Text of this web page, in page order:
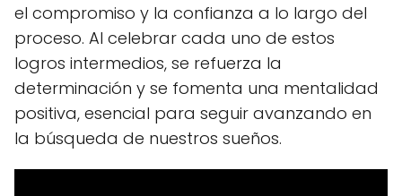
el compromiso y la confianza a lo largo del
proceso. Al celebrar cada uno de estos
logros intermedios, se refuerza la
determinación y se fomenta una mentalidad
positiva, esencial para seguir avanzando en
la búsqueda de nuestros sueños.